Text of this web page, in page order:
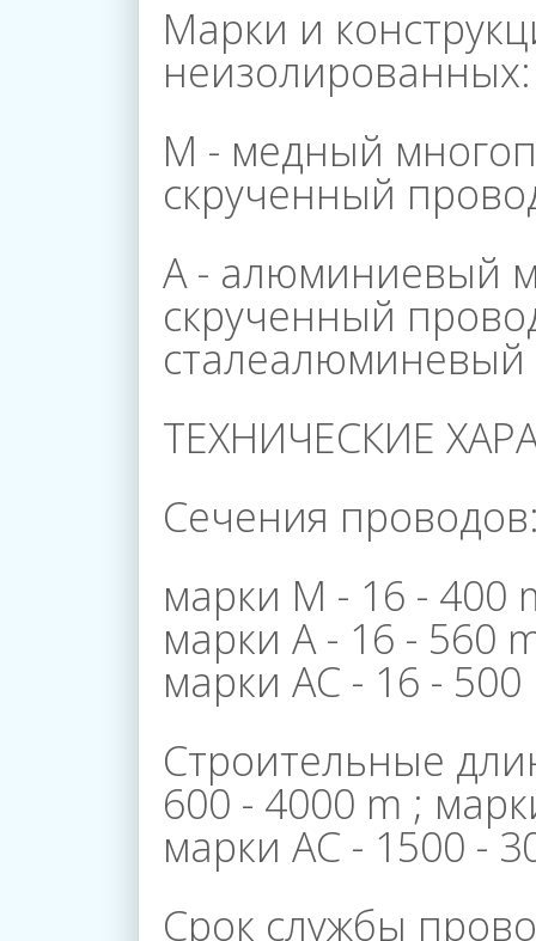
Компании
Каталог
Галерея
Пресс
Центр
Вакансии
Корпоративное
Марки и
неизолированных:
М - медный
скрученный
А - алюминиевый
скрученный
ТЕХНИЧЕСКИЕ
Сечения
марки М - 16 - 400
марки А - 16 - 560
марки АС - 16 -
Строительные
600 - 4000 m ;
марки АС - 1500 -
Срок службы